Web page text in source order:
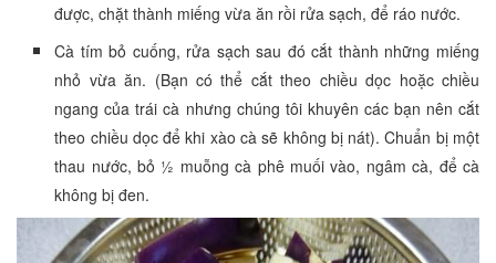
được, chặt thành miếng vừa ăn rồi rửa sạch, để ráo nước.
Cà tím bỏ cuống, rửa sạch sau đó cắt thành những miếng
nhỏ vừa ăn. (Bạn có thể cắt theo chiều dọc hoặc chiều
ngang của trái cà nhưng chúng tôi khuyên các bạn nên cắt
theo chiều dọc để khi xào cà sẽ không bị nát). Chuẩn bị một
thau nước, bỏ ½ muỗng cà phê muối vào, ngâm cà, để cà
không bị đen.